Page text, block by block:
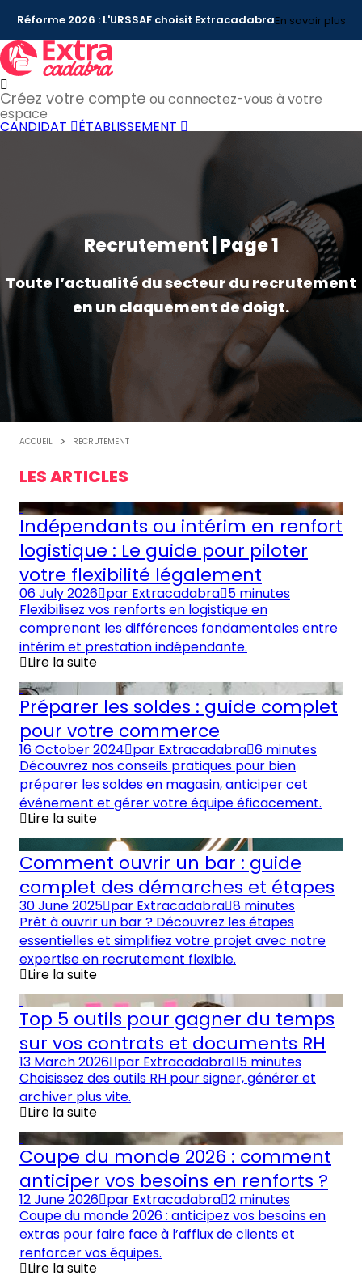
Réforme 2026 : L'URSSAF choisit ExtracadabraEn savoir plus
Créez votre compte ou connectez-vous à votre
espace
CANDIDAT ÉTABLISSEMENT
Recrutement | Page 1
Toute l’actualité du secteur du recrutement
en un claquement de doigt.
ACCUEIL RECRUTEMENT
LES ARTICLES
Indépendants ou intérim en renfort
logistique : Le guide pour piloter
votre flexibilité légalement
06 July 2026 par Extracadabra 5 minutes
Flexibilisez vos renforts en logistique en
comprenant les différences fondamentales entre
intérim et prestation indépendante.
Lire la suite
Préparer les soldes : guide complet
pour votre commerce
16 October 2024 par Extracadabra 6 minutes
Découvrez nos conseils pratiques pour bien
préparer les soldes en magasin, anticiper cet
événement et gérer votre équipe éficacement.
Lire la suite
Comment ouvrir un bar : guide
complet des démarches et étapes
30 June 2025 par Extracadabra 8 minutes
Prêt à ouvrir un bar ? Découvrez les étapes
essentielles et simplifiez votre projet avec notre
expertise en recrutement flexible.
Lire la suite
Top 5 outils pour gagner du temps
sur vos contrats et documents RH
13 March 2026 par Extracadabra 5 minutes
Choisissez des outils RH pour signer, générer et
archiver plus vite.
Lire la suite
Coupe du monde 2026 : comment
anticiper vos besoins en renforts ?
12 June 2026 par Extracadabra 2 minutes
Coupe du monde 2026 : anticipez vos besoins en
extras pour faire face à l’afflux de clients et
renforcer vos équipes.
Lire la suite